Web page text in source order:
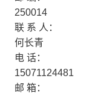
250014
联 系 人：
何长青
电 话：
15071124481
邮 箱：